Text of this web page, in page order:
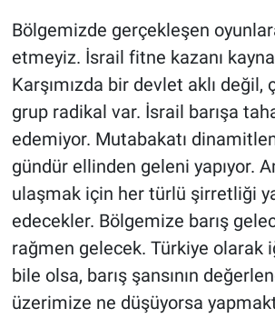
Bölgemizde gerçekleşen
etmeyiz. İsrail fitne kazanı
Karşımızda bir devlet aklı değil,
grup radikal var. İsrail barışa
edemiyor. Mutabakatı
gündür ellinden geleni yapıyor.
ulaşmak için her türlü şirretliği
edecekler. Bölgemize barış
rağmen gelecek. Türkiye olarak
bile olsa, barış şansının
üzerimize ne düşüyorsa